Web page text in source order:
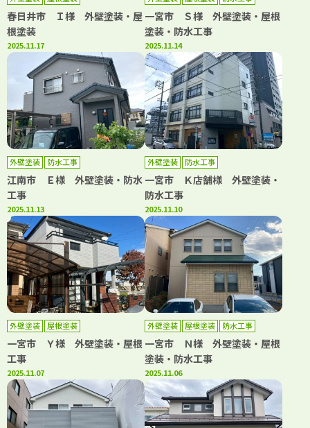
春日井市 Ｉ様 外壁塗装・屋
根塗装
2025.11.17
一宮市 Ｓ様 外壁塗装・屋根
塗装・防水工事
2025.11.14
外壁塗装 防水工事
江南市 Ｅ様 外壁塗装・防水
工事
2025.11.13
外壁塗装 防水工事
一宮市 Ｋ店舗様 外壁塗装・
防水工事
2025.11.10
外壁塗装 屋根塗装
一宮市 Ｙ様 外壁塗装・屋根
工事
2025.11.07
外壁塗装 屋根塗装 防水工事
一宮市 Ｎ様 外壁塗装・屋根
塗装・防水工事
2025.11.06